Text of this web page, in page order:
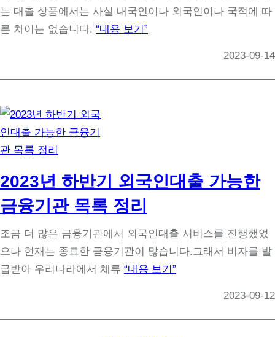
는 대출 상품에서는 사실 내국인이나 외국인이나 국적에 따
른 차이는 없습니다. “내용 보기”
2023-09-14
2023년 하반기 외국인대출 가능한
금융기관 목록 정리
조금 더 많은 금융기관에서 외국인대출 서비스를 진행했었
으나 현재는 종료한 금융기관이 많습니다.그래서 비자를 발
급받아 우리나라에서 체류 “내용 보기”
2023-09-12